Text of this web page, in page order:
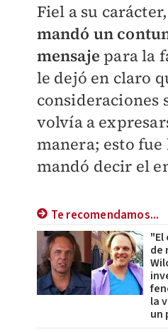
Fiel a su carácter,
mandó un
mensaje para la
le dejó en claro
consideraciones
volvía a
manera; esto fue
mandó decir el
Te recomendamos...
de
la
un